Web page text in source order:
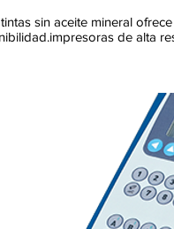
sin aceite mineral
de alta